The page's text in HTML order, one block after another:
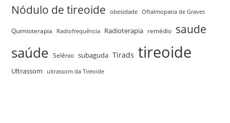
Nódulo de tireoide obesidade Oftalmopatia de Graves
Quimioterapia Radiofrequência Radioterapia remédio saude
saúde Selênio subaguda Tirads tireoide
Ultrassom ultrassom da Tireoide